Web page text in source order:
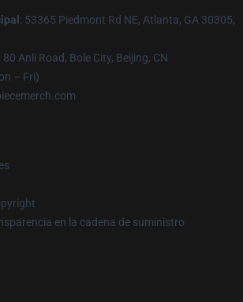
: 53365 Piedmont Rd NE, Atlanta, GA 30305,
80 Anli Road, Bole City, Beijing, CN
– Fri)
en la cadena de suministro